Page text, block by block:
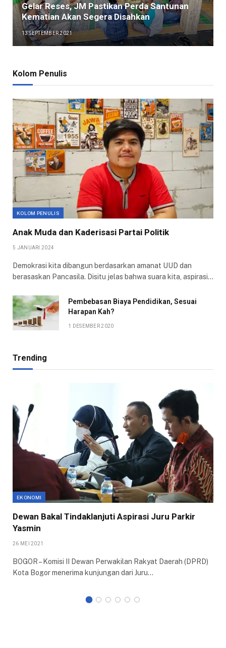
Gelar Reses, JM Pastikan Perda Santunan
Kematian Akan Segera Disahkan
13 SEPTEMBER 2021
Kolom Penulis
KOLOM PENULIS
Anak Muda dan Kaderisasi Partai Politik
5 JANUARI 2024
Demokrasi kita dibangun berdasarkan amanat UUD dan
berasaskan Pancasila. Disitu jelas bahwa suara kita, aspirasi…
Pembebasan Biaya Pendidikan, Sesuai
Harapan Kah?
1 DESEMBER 2020
Trending
EKONOMI
Dewan Bakal Tindaklanjuti Aspirasi Juru Parkir
Yasmin
26 MEI 2021
BOGOR – Komisi II Dewan Perwakilan Rakyat Daerah (DPRD)
Kota Bogor menerima kunjungan dari Juru…